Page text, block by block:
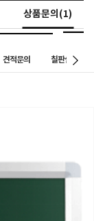
견적문의 칠판설치 사례
상품문의(1)